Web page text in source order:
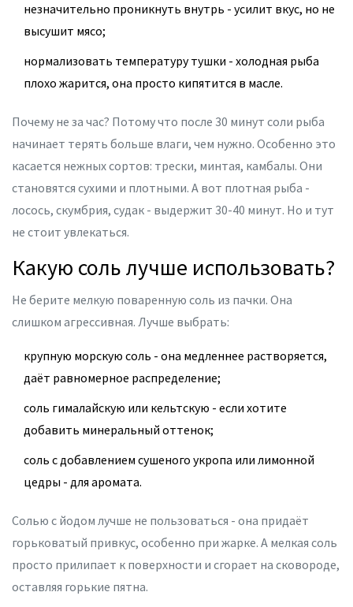
незначительно проникнуть внутрь - усилит вкус, но не
высушит мясо;
нормализовать температуру тушки - холодная рыба
плохо жарится, она просто кипятится в масле.
Почему не за час? Потому что после 30 минут соли рыба
начинает терять больше влаги, чем нужно. Особенно это
касается нежных сортов: трески, минтая, камбалы. Они
становятся сухими и плотными. А вот плотная рыба -
лосось, скумбрия, судак - выдержит 30-40 минут. Но и тут
не стоит увлекаться.
Какую соль лучше использовать?
Не берите мелкую поваренную соль из пачки. Она
слишком агрессивная. Лучше выбрать:
крупную морскую соль - она медленнее растворяется,
даёт равномерное распределение;
соль гималайскую или кельтскую - если хотите
добавить минеральный оттенок;
соль с добавлением сушеного укропа или лимонной
цедры - для аромата.
Солью с йодом лучше не пользоваться - она придаёт
горьковатый привкус, особенно при жарке. А мелкая соль
просто прилипает к поверхности и сгорает на сковороде,
оставляя горькие пятна.